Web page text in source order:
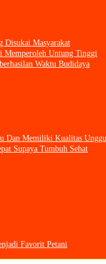
Disukai Masyarakat
Memperoleh Untung Tinggi
Waktu Budidaya
Dan Memiliki Kualitas
Supaya Tumbuh Sehat
Favorit Petani